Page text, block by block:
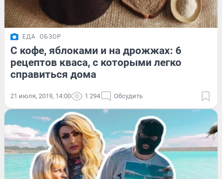
ЕДА ОБЗОР
С кофе, яблоками и на дрожжах: 6
рецептов кваса, с которыми легко
справиться дома
21 июля, 2019, 14:00 1 294 Обсудить